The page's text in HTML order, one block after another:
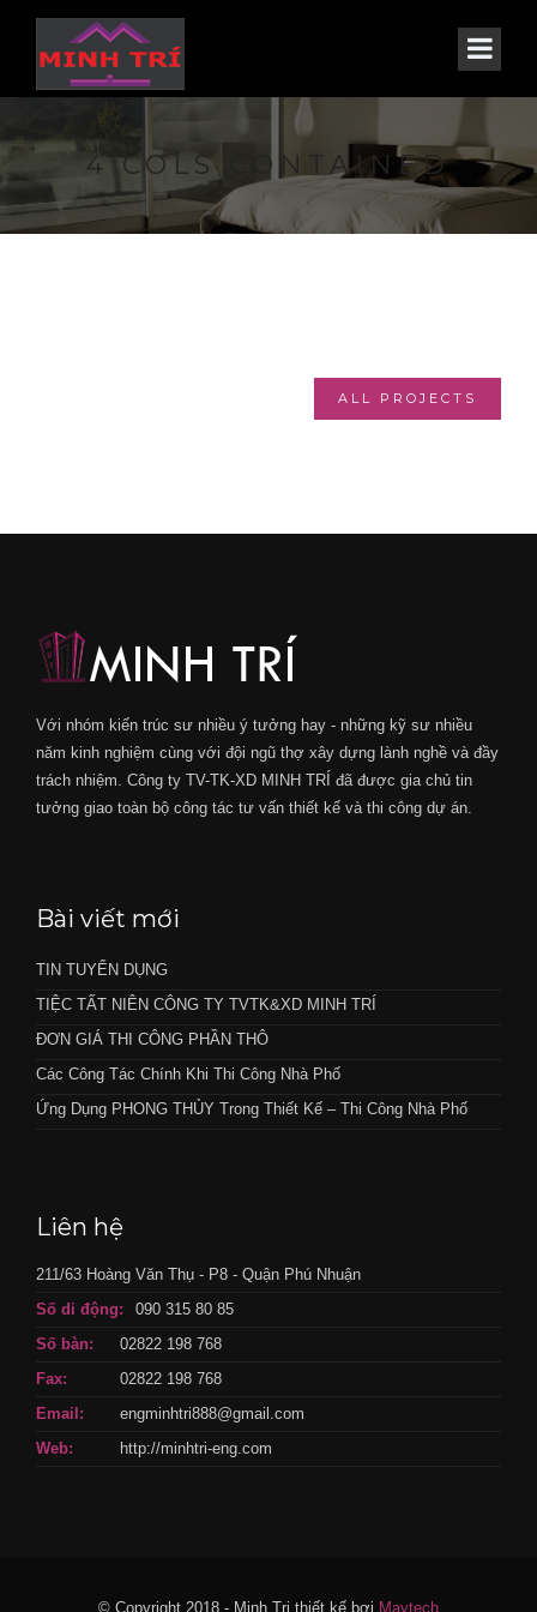
4 COLS CONTAINED
ALL PROJECTS
Với nhóm kiến trúc sư nhiều ý tưởng hay - những kỹ sư nhiều
năm kinh nghiệm cùng với đội ngũ thợ xây dựng lành nghề và đầy
trách nhiệm. Công ty TV-TK-XD MINH TRÍ đã được gia chủ tin
tưởng giao toàn bộ công tác tư vấn thiết kế và thi công dự án.
Bài viết mới
TIN TUYỂN DỤNG
TIỆC TẤT NIÊN CÔNG TY TVTK&XD MINH TRÍ
ĐƠN GIÁ THI CÔNG PHẦN THÔ
Các Công Tác Chính Khi Thi Công Nhà Phố
Ứng Dụng PHONG THỦY Trong Thiết Kế – Thi Công Nhà Phố
Liên hệ
211/63 Hoàng Văn Thụ - P8 - Quận Phú Nhuận
Số di động:
090 315 80 85
Số bàn:
02822 198 768
Fax:
02822 198 768
Email:
engminhtri888@gmail.com
Web:
http://minhtri-eng.com
© Copyright 2018 - Minh Tri thiết kế bơi Maytech